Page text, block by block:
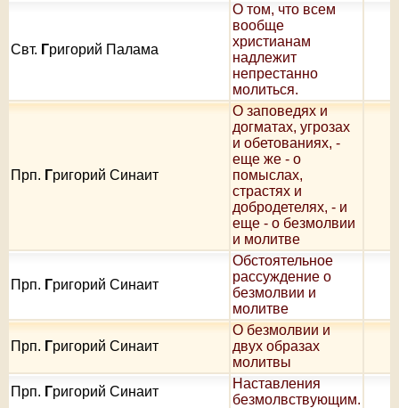
Свт. Григорий Палама
О том, что всем
вообще
христианам
надлежит
непрестанно
молиться.
Прп. Григорий Синаит
О заповедях и
догматах, угрозах
и обетованиях, -
еще же - о
помыслах,
страстях и
добродетелях, - и
еще - о безмолвии
и молитве
Прп. Григорий Синаит
Oбстоятельное
рассуждение о
безмолвии и
молитве
Прп. Григорий Синаит
О безмолвии и
двух образах
молитвы
Прп. Григорий Синаит
Наставления
безмолвствующим.